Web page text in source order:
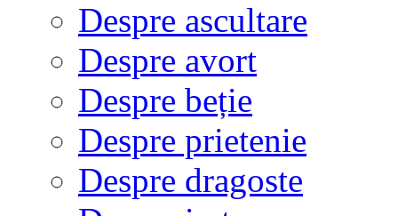
Despre ascultare
Despre avort
Despre beție
Despre prietenie
Despre dragoste